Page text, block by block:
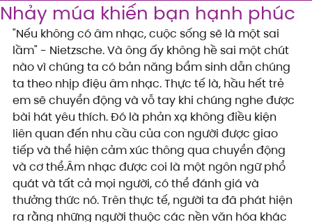
Nhảy múa khiến bạn hạnh phúc
"Nếu không có âm nhạc, cuộc sống sẽ là một sai
lầm" - Nietzsche. Và ông ấy không hề sai một chút
nào vì chúng ta có bản năng bẩm sinh dẫn chúng
ta theo nhịp điệu âm nhạc. Thực tế là, hầu hết trẻ
em sẽ chuyển động và vỗ tay khi chúng nghe được
bài hát yêu thích. Đó là phản xạ không điều kiện
liên quan đến nhu cầu của con người được giao
tiếp và thể hiện cảm xúc thông qua chuyển động
và cơ thể.Âm nhạc được coi là một ngôn ngữ phổ
quát và tất cả mọi người, có thể đánh giá và
thưởng thức nó. Trên thực tế, người ta đã phát hiện
ra rằng những người thuộc các nền văn hóa khác